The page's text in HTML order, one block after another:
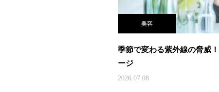
美容
季節で変わる紫外線の脅威
ージ
2026.07.08